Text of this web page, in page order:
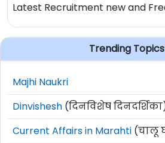
Latest Recruitment new and
Trending Topics
Majhi Naukri
Dinvishesh (दिनविशेष
Current Affairs in Marahti (चालू